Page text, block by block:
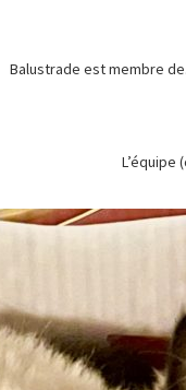
Balustrade est membre